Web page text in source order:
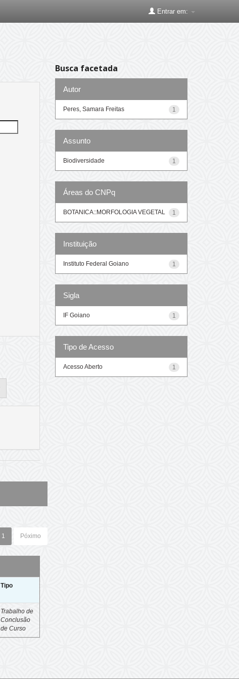
Entrar em:
1 Póximo
Tipo
Trabalho de
Conclusão
de Curso
Busca facetada
Autor
1
Peres, Samara Freitas
Assunto
1
Biodiversidade
Áreas do CNPq
1
BOTANICA::MORFOLOGIA VEGETAL
Instituição
1
Instituto Federal Goiano
Sigla
1
IF Goiano
Tipo de Acesso
1
Acesso Aberto